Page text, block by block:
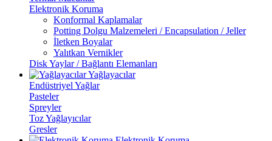
Elektronik Koruma
Konformal Kaplamalar
Potting Dolgu Malzemeleri / Encapsulation / Jeller
İletken Boyalar
Yalıtkan Vernikler
Disk Yaylar / Bağlantı Elemanları
Yağlayacılar
Endüstriyel Yağlar
Pasteler
Spreyler
Toz Yağlayıcılar
Gresler